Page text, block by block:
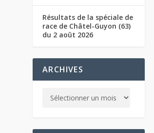
Résultats de la spéciale de
race de Châtel-Guyon (63)
du 2 août 2026
ARCHIVES